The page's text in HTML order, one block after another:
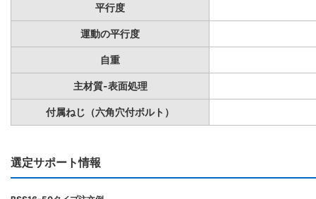
平行度
運動の平行度
自重
主材質-表面処理
付属ねじ（六角穴付ボルト）
選定サポート情報